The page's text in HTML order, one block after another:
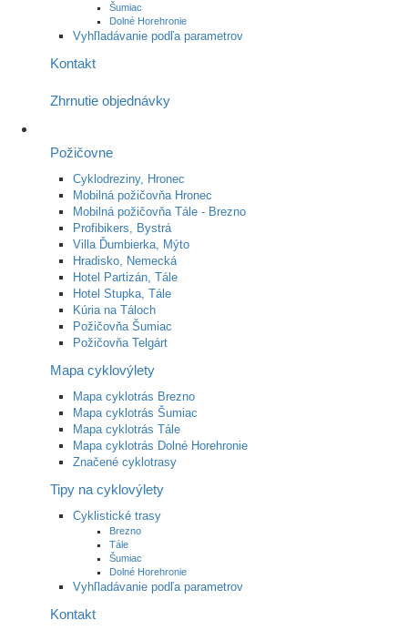
Šumiac
Dolné Horehronie
Vyhľladávanie podľa parametrov
Kontakt
Zhrnutie objednávky
Požičovne
Cyklodreziny, Hronec
Mobilná požičovňa Hronec
Mobilná požičovňa Tále - Brezno
Profibikers, Bystrá
Villa Ďumbierka, Mýto
Hradisko, Nemecká
Hotel Partizán, Tále
Hotel Stupka, Tále
Kúria na Táloch
Požičovňa Šumiac
Požičovňa Telgárt
Mapa cyklovýlety
Mapa cyklotrás Brezno
Mapa cyklotrás Šumiac
Mapa cyklotrás Tále
Mapa cyklotrás Dolné Horehronie
Značené cyklotrasy
Tipy na cyklovýlety
Cyklistické trasy
Brezno
Tále
Šumiac
Dolné Horehronie
Vyhľladávanie podľa parametrov
Kontakt